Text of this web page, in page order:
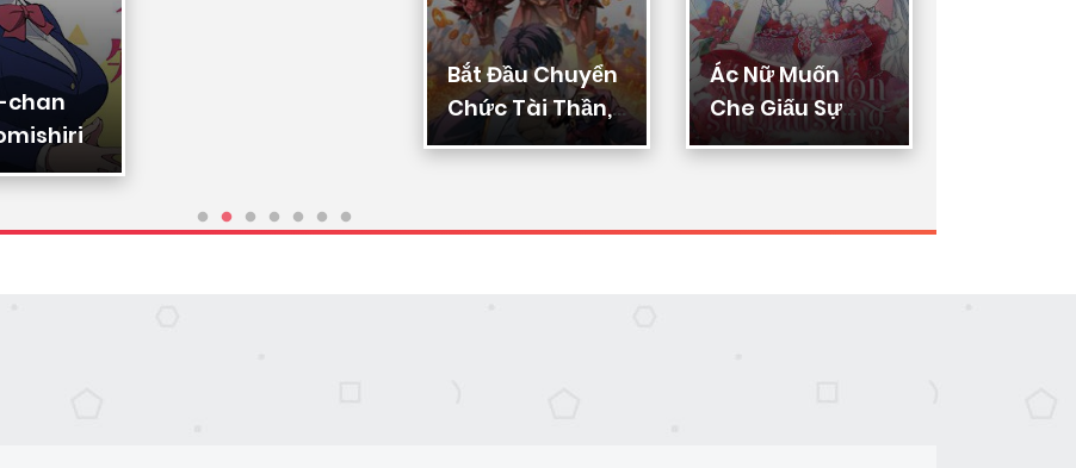
chan
Bắt Đầu Chuyển
Chức Tài Thần,
Ta Chuyển Hóa
Ác Nữ Muốn
Che Giấu Sự
Giàu Sang